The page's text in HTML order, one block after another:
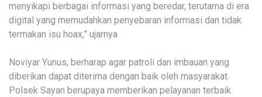
menyikapi berbagai informasi yang beredar, terutama di era
digital yang memudahkan penyebaran informasi dan tidak
termakan isu hoax,” ujarnya
Noviyar Yunus, berharap agar patroli dan imbauan yang
diberikan dapat diterima dengan baik oleh masyarakat.
Polsek Sayan berupaya memberikan pelayanan terbaik